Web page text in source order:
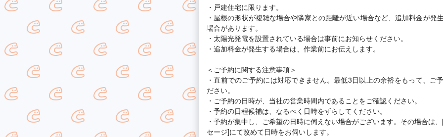
・戸建住宅に限ります。
・屋根の形状が複雑な場合や隣家との距離が近い場合など、追加料金が発
場合があります。
・太陽光発電を設置されている場合は事前にお知らせください。
・追加料金が発生する場合は、作業前にお伝えします。
＜ご予約に関する注意事項＞
・直前でのご予約には対応できません。最低3日以上の余裕をもって、ご
ださい。
・ご予約の日時が、当社の営業時間内であることをご確認ください。
・予約の日程候補は、なるべく日時をずらしてください。
・予約が集中し、ご希望の日時に伺えない場合がございます。その場合は
セージ]にて改めて日時をお伺いします。